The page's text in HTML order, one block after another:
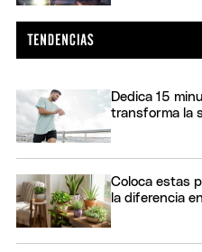
Dedica 15
transforma la
Coloca estas
la diferencia